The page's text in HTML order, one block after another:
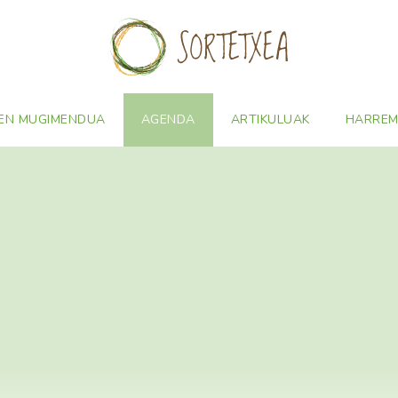
MUGIMENDUA AGENDA ARTIKULUAK